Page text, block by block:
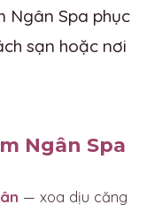
Ngân Spa phục
sạn hoặc nơi
Ngân Spa
— xoa dịu căng